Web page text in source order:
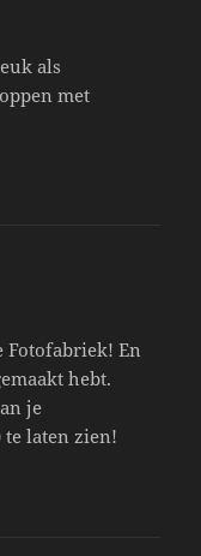
als
met
Fotofabriek! En
hebt.
je
laten zien!